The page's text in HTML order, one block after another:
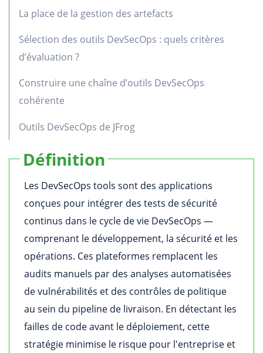
La place de la gestion des artefacts
Sélection des outils DevSecOps : quels critères
d’évaluation ?
Construire une chaîne d’outils DevSecOps
cohérente
Outils DevSecOps de JFrog
Définition
Les DevSecOps tools sont des applications
conçues pour intégrer des tests de sécurité
continus dans le cycle de vie DevSecOps —
comprenant le développement, la sécurité et les
opérations. Ces plateformes remplacent les
audits manuels par des analyses automatisées
de vulnérabilités et des contrôles de politique
au sein du pipeline de livraison. En détectant les
failles de code avant le déploiement, cette
stratégie minimise le risque pour l'entreprise et